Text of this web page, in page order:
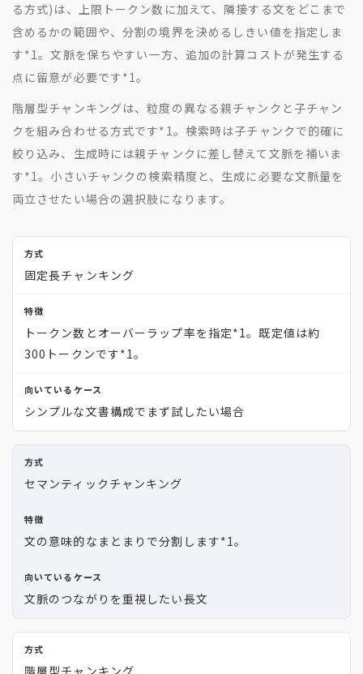
る方式)は、上限トークン数に加えて、隣接する文をどこまで
含めるかの範囲や、分割の境界を決めるしきい値を指定しま
す*1。文脈を保ちやすい一方、追加の計算コストが発生する
点に留意が必要です*1。
階層型チャンキングは、粒度の異なる親チャンクと子チャン
クを組み合わせる方式です*1。検索時は子チャンクで的確に
絞り込み、生成時には親チャンクに差し替えて文脈を補いま
す*1。小さいチャンクの検索精度と、生成に必要な文脈量を
両立させたい場合の選択肢になります。
固定長チャンキング
トークン数とオーバーラップ率を指定*1。既定値は約
300トークンです*1。
シンプルな文書構成でまず試したい場合
セマンティックチャンキング
文の意味的なまとまりで分割します*1。
文脈のつながりを重視したい長文